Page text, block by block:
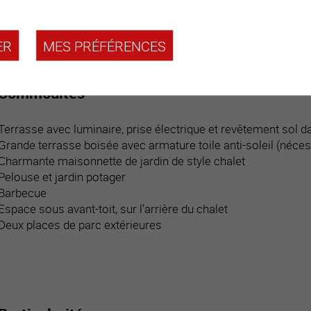
avec luminaire, prise électrique et revêtement sol
terrasse boisée avec armature toile anti-soleil
maisonnette de jardin de style chalet
et jardin potager
sous avant-toit, sur l’arrière du chalet
places de parc extérieures
MES PRÉFÉRENCES